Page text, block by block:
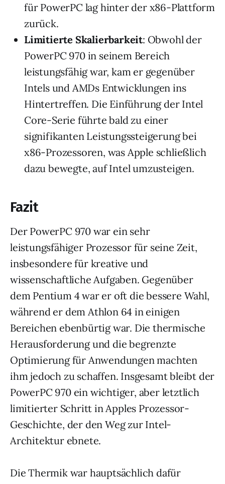
für PowerPC lag hinter der x86-Plattform
zurück.
Limitierte Skalierbarkeit: Obwohl der
PowerPC 970 in seinem Bereich
leistungsfähig war, kam er gegenüber
Intels und AMDs Entwicklungen ins
Hintertreffen. Die Einführung der Intel
Core-Serie führte bald zu einer
signifikanten Leistungssteigerung bei
x86-Prozessoren, was Apple schließlich
dazu bewegte, auf Intel umzusteigen.
Fazit
Der PowerPC 970 war ein sehr
leistungsfähiger Prozessor für seine Zeit,
insbesondere für kreative und
wissenschaftliche Aufgaben. Gegenüber
dem Pentium 4 war er oft die bessere Wahl,
während er dem Athlon 64 in einigen
Bereichen ebenbürtig war. Die thermische
Herausforderung und die begrenzte
Optimierung für Anwendungen machten
ihm jedoch zu schaffen. Insgesamt bleibt der
PowerPC 970 ein wichtiger, aber letztlich
limitierter Schritt in Apples Prozessor-
Geschichte, der den Weg zur Intel-
Architektur ebnete.
Die Thermik war hauptsächlich dafür